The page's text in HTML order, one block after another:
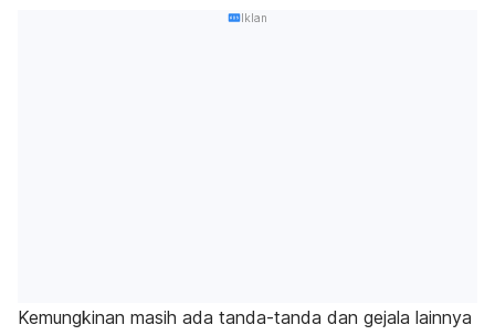
Iklan
Kemungkinan masih ada tanda-tanda dan gejala lainnya